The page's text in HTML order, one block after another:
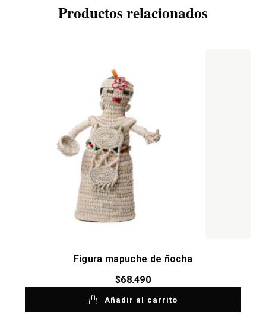
Productos relacionados
Figura mapuche de ñocha
$68.490
Añadir al carrito